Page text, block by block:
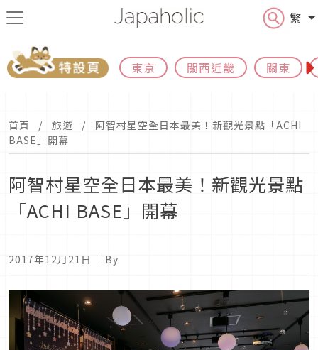
繁
東京 關西近畿 關東
首頁 旅遊
阿智村星空全日本最美！新觀光景點「ACHI
BASE」開幕
阿智村星空全日本最美！新觀光景點
「ACHI BASE」開幕
2017年12月21日 ｜ By